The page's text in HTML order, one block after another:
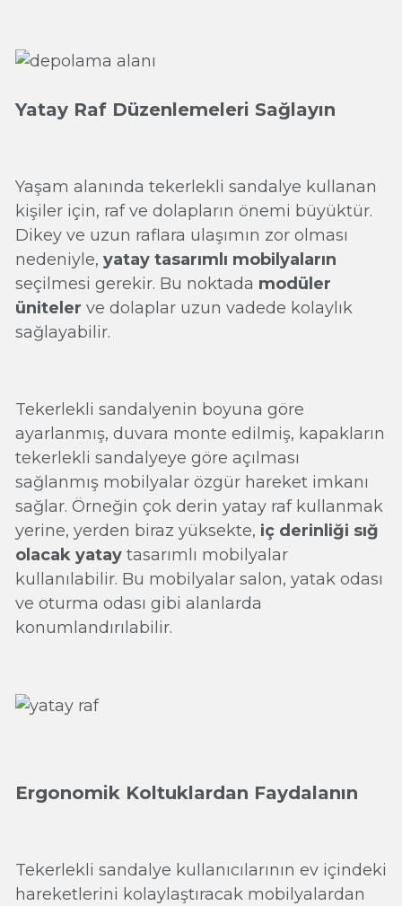
Yatay Raf Düzenlemeleri Sağlayın
Yaşam alanında tekerlekli sandalye kullanan
kişiler için, raf ve dolapların önemi büyüktür.
Dikey ve uzun raflara ulaşımın zor olması
nedeniyle, yatay tasarımlı mobilyaların
seçilmesi gerekir. Bu noktada modüler
üniteler ve dolaplar uzun vadede kolaylık
sağlayabilir.
Tekerlekli sandalyenin boyuna göre
ayarlanmış, duvara monte edilmiş, kapakların
tekerlekli sandalyeye göre açılması
sağlanmış mobilyalar özgür hareket imkanı
sağlar. Örneğin çok derin yatay raf kullanmak
yerine, yerden biraz yüksekte, iç derinliği sığ
olacak yatay tasarımlı mobilyalar
kullanılabilir. Bu mobilyalar salon, yatak odası
ve oturma odası gibi alanlarda
konumlandırılabilir.
Ergonomik Koltuklardan Faydalanın
Tekerlekli sandalye kullanıcılarının ev içindeki
hareketlerini kolaylaştıracak mobilyalardan